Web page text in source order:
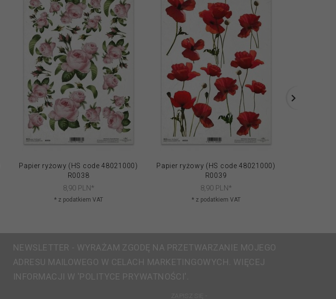
Papier ryżowy (HS code 48021000)
R0038
8,90 PLN*
* z podatkiem VAT
Papier ryżowy (HS code 48021000)
R0039
8,90 PLN*
* z podatkiem VAT
NEWSLETTER - WYRAŻAM ZGODĘ NA PRZETWARZANIE MOJEGO
ADRESU MAILOWEGO W CELACH MARKETINGOWYCH. WIĘCEJ
INFORMACJI W 'POLITYCE PRYWATNOŚCI'.
ZAPISZ SIĘ -